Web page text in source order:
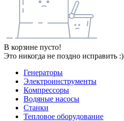
В корзине пусто!
Это никогда не поздно исправить :)
Генераторы
Электроинструменты
Компрессоры
Водяные насосы
Станки
Тепловое оборудование